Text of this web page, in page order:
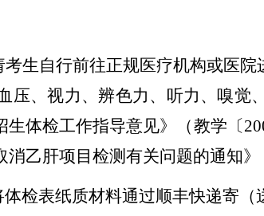
生自行前往正规医疗机构或医
压、视力、辨色力、听力、嗅
体检工作指导意见》（教学〔
乙肝项目检测有关问题的通知》
检表纸质材料通过顺丰快递寄（